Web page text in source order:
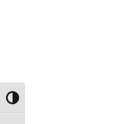
Toggle High Contrast